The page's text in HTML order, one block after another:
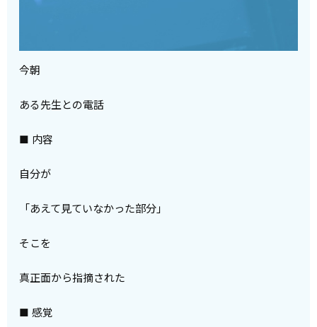
今朝
ある先生との電話
■ 内容
自分が
「あえて見ていなかった部分」
そこを
真正面から指摘された
■ 感覚